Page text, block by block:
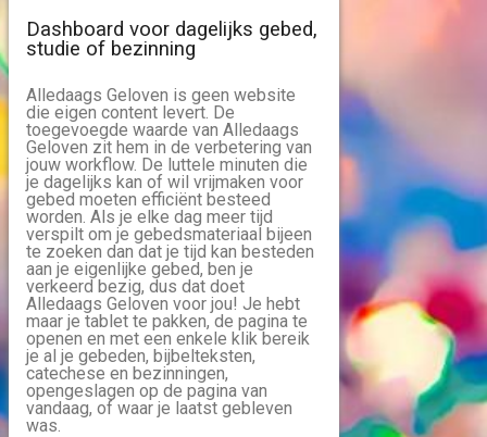
Dashboard voor dagelijks gebed,
studie of bezinning
Alledaags Geloven is geen website
die eigen content levert. De
toegevoegde waarde van Alledaags
Geloven zit hem in de verbetering van
jouw workflow. De luttele minuten die
je dagelijks kan of wil vrijmaken voor
gebed moeten efficiënt besteed
worden. Als je elke dag meer tijd
verspilt om je gebedsmateriaal bijeen
te zoeken dan dat je tijd kan besteden
aan je eigenlijke gebed, ben je
verkeerd bezig, dus dat doet
Alledaags Geloven voor jou! Je hebt
maar je tablet te pakken, de pagina te
openen en met een enkele klik bereik
je al je gebeden, bijbelteksten,
catechese en bezinningen,
opengeslagen op de pagina van
vandaag, of waar je laatst gebleven
was.